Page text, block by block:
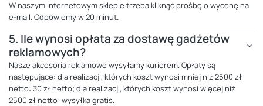
W naszym internetowym sklepie trzeba kliknąć prośbę o wycenę na
e-mail. Odpowiemy w 20 minut.
5. Ile wynosi opłata za dostawę gadżetów
reklamowych?
Nasze akcesoria reklamowe wysyłamy kurierem. Opłaty są
następujące: dla realizacji, których koszt wynosi mniej niż 2500 zł
netto: 30 zł netto; dla realizacji, których koszt wynosi więcej niż
2500 zł netto: wysyłka gratis.